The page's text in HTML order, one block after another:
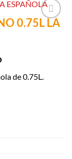
Añadir a
0.75L LA
de 0.75L.